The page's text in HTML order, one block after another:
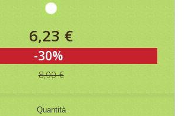
6,23 €
-30%
8,90 €
Quantità